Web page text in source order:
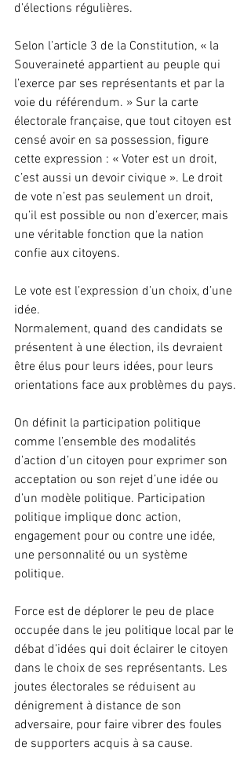
d’élections régulières.
Selon l’article 3 de la Constitution, « la
Souveraineté appartient au peuple qui
l’exerce par ses représentants et par la
voie du référendum. » Sur la carte
électorale française, que tout citoyen est
censé avoir en sa possession, figure
cette expression : « Voter est un droit,
c’est aussi un devoir civique ». Le droit
de vote n’est pas seulement un droit,
qu’il est possible ou non d’exercer, mais
une véritable fonction que la nation
confie aux citoyens.
Le vote est l’expression d’un choix, d’une
idée.
Normalement, quand des candidats se
présentent à une élection, ils devraient
être élus pour leurs idées, pour leurs
orientations face aux problèmes du pays.
On définit la participation politique
comme l’ensemble des modalités
d’action d’un citoyen pour exprimer son
acceptation ou son rejet d’une idée ou
d’un modèle politique. Participation
politique implique donc action,
engagement pour ou contre une idée,
une personnalité ou un système
politique.
Force est de déplorer le peu de place
occupée dans le jeu politique local par le
débat d’idées qui doit éclairer le citoyen
dans le choix de ses représentants. Les
joutes électorales se réduisent au
dénigrement à distance de son
adversaire, pour faire vibrer des foules
de supporters acquis à sa cause.